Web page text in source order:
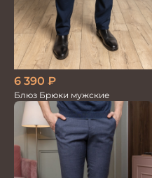
6 390 ₽
Блюз Брюки мужские